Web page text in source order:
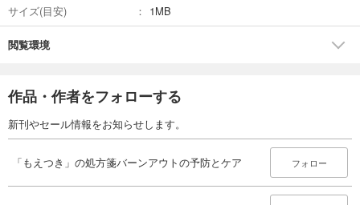
サイズ(目安)
1MB
閲覧環境
作品・作者をフォローする
新刊やセール情報をお知らせします。
「もえつき」の処方箋バーンアウトの予防とケア フォロー